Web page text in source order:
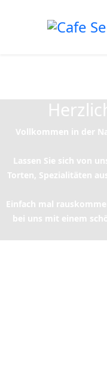
Vollkommen in der
Lassen Sie sich von
Torten, Spezialitäten
Einfach mal
bei uns mit einem